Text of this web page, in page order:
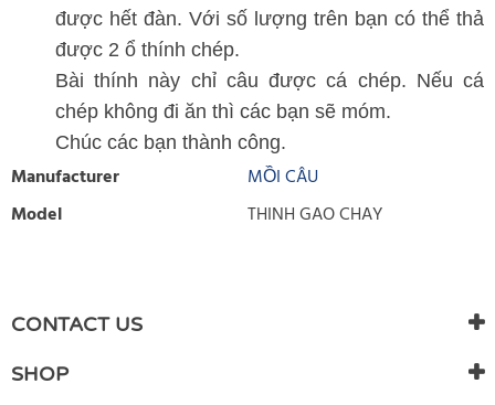
được hết đàn. Với số lượng trên bạn có thể thả
được 2 ổ thính chép.
Bài thính này chỉ câu được cá chép. Nếu cá
chép không đi ăn thì các bạn sẽ móm.
Chúc các bạn thành công.
Manufacturer
MỒI CÂU
Model
THINH GAO CHAY
There are currently no product reviews. Be the first who write
review
CONTACT US
SHOP